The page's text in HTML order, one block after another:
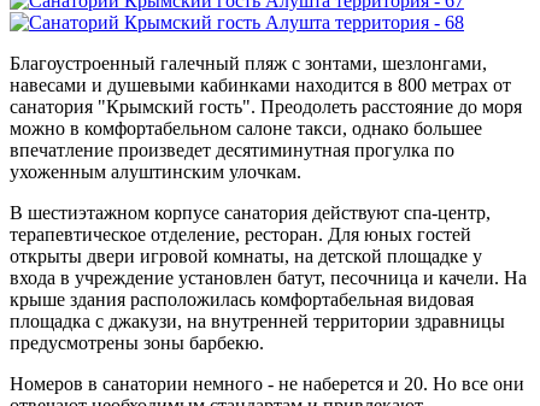
Благоустроенный галечный пляж с зонтами, шезлонгами,
навесами и душевыми кабинками находится в 800 метрах от
санатория "Крымский гость". Преодолеть расстояние до моря
можно в комфортабельном салоне такси, однако большее
впечатление произведет десятиминутная прогулка по
ухоженным алуштинским улочкам.
В шестиэтажном корпусе санатория действуют спа-центр,
терапевтическое отделение, ресторан. Для юных гостей
открыты двери игровой комнаты, на детской площадке у
входа в учреждение установлен батут, песочница и качели. На
крыше здания расположилась комфортабельная видовая
площадка с джакузи, на внутренней территории здравницы
предусмотрены зоны барбекю.
Номеров в санатории немного - не наберется и 20. Но все они